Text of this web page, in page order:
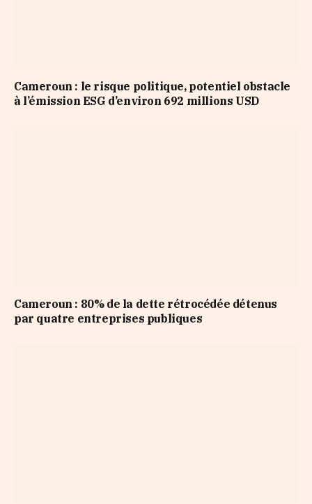
Cameroun : le risque politique, potentiel obstacle
à l’émission ESG d’environ 692 millions USD
Cameroun : 80% de la dette rétrocédée détenus
par quatre entreprises publiques